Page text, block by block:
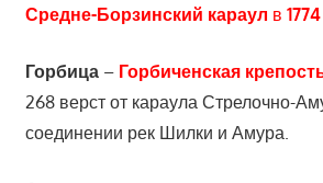
Средне-Борзинский караул в 1774
Горбица– Горбиченская
268 верст от караула Стрелочно-
соединении рек Шилки и Амура.